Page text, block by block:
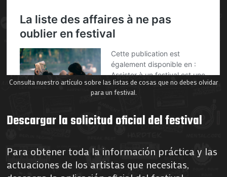
Consulta nuestro artículo sobre las listas de cosas que no debes olvidar
para un festival.
Descargar la solicitud oficial del festival
Para obtener toda la información práctica y las
actuaciones de los artistas que necesitas,